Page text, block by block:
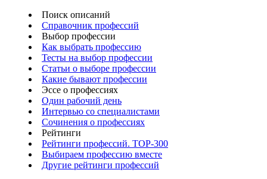
Поиск описаний
Справочник профессий
Выбор профессии
Как выбрать профессию
Тесты на выбор профессии
Статьи о выборе профессии
Какие бывают профессии
Эссе о профессиях
Один рабочий день
Интервью со специалистами
Сочинения о профессиях
Рейтинги
Рейтинги профессий. TOP-300
Выбираем профессию вместе
Другие рейтинги профессий